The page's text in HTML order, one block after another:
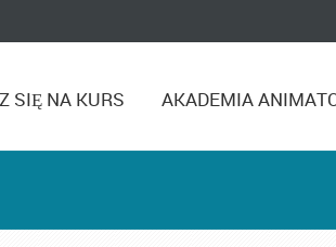
SIĘ NA KURS AKADEMIA